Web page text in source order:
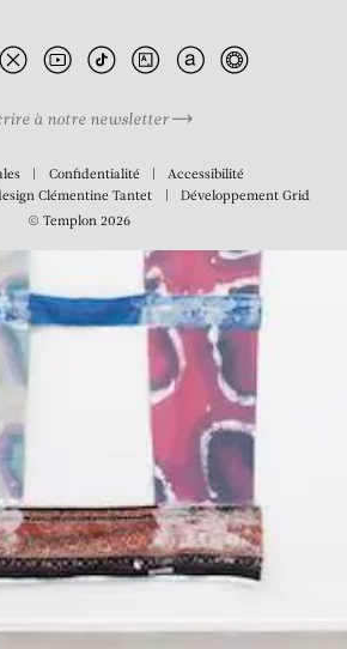
titre n°022
à notre newsletter
Confidentialité
Accessibilité
Clémentine Tantet Développement Grid
© Templon 2026